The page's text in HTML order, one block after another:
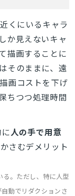
くにいるキャラ
か見えないキャ
描画することに
そのままに、遠
画コストを下げ
ちつつ処理時間
人の手で用意
さむデメリット
。ただし、特に人型
動でリダクションさ